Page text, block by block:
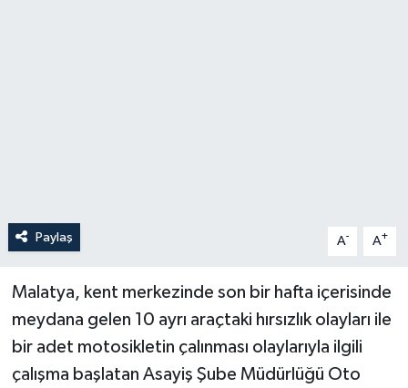
Paylaş A- A+
Malatya, kent merkezinde son bir hafta içerisinde
meydana gelen 10 ayrı araçtaki hırsızlık olayları ile
bir adet motosikletin çalınması olaylarıyla ilgili
çalışma başlatan Asayiş Şube Müdürlüğü Oto